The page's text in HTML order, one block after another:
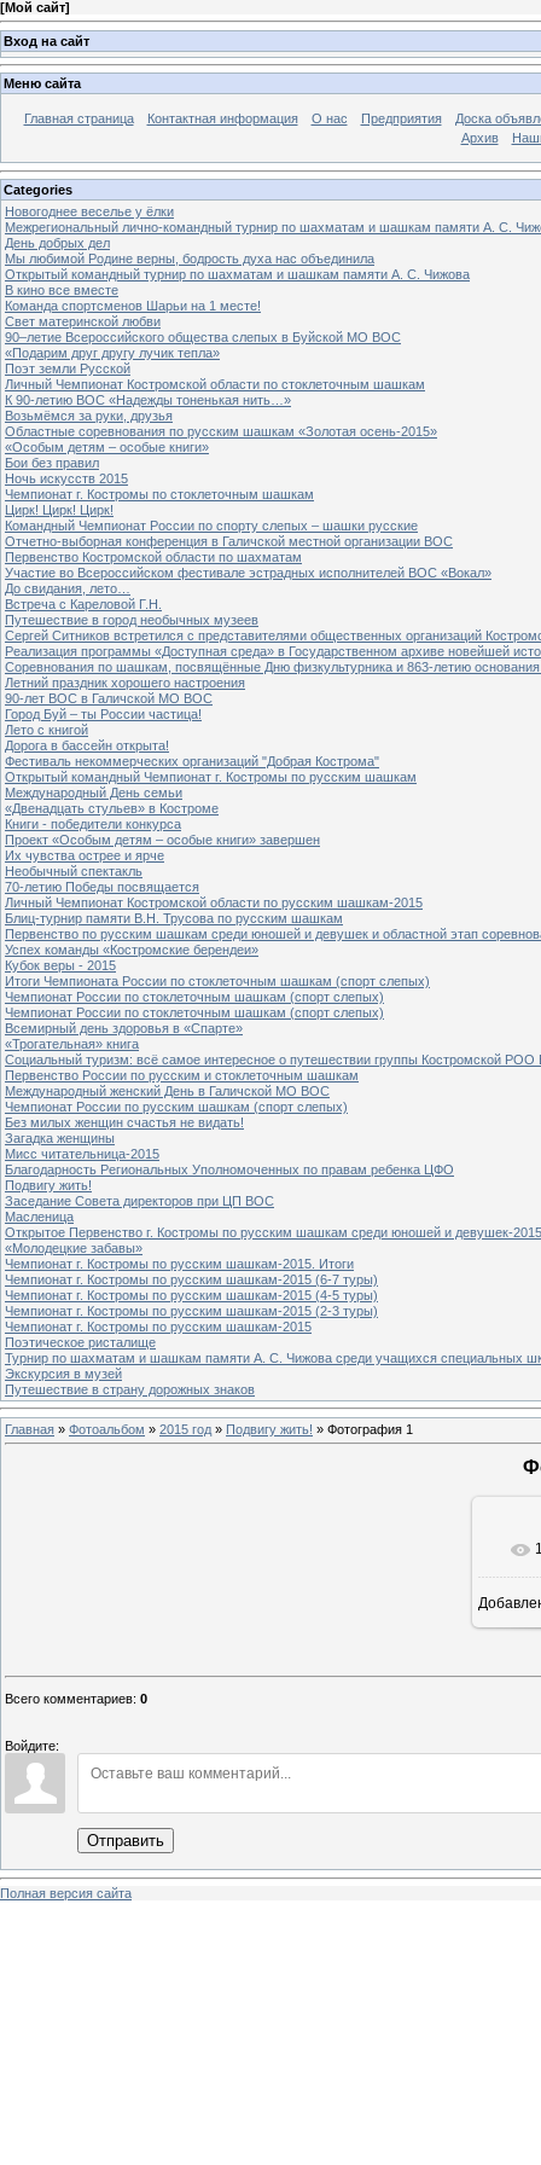
[Мой сайт]
Вход на сайт
Меню сайта
Главная страница Контактная информация О нас Предприятия
Доска
Архив
Categories
Новогоднее веселье у ёлки
Межрегиональный лично-командный турнир по шахматам и шашкам памяти А. С.
День добрых дел
Мы любимой Родине верны, бодрость духа нас объединила
Открытый командный турнир по шахматам и шашкам памяти А. С. Чижова
В кино все вместе
Команда спортсменов Шарьи на 1 месте!
Свет материнской любви
90–летие Всероссийского общества слепых в Буйской МО ВОС
«Подарим друг другу лучик тепла»
Поэт земли Русской
Личный Чемпионат Костромской области по стоклеточным шашкам
К 90-летию ВОС «Надежды тоненькая нить…»
Возьмёмся за руки, друзья
Областные соревнования по русским шашкам «Золотая осень-2015»
«Особым детям – особые книги»
Бои без правил
Ночь искусств 2015
Чемпионат г. Костромы по стоклеточным шашкам
Цирк! Цирк! Цирк!
Командный Чемпионат России по спорту слепых – шашки русские
Отчетно-выборная конференция в Галичской местной организации ВОС
Первенство Костромской области по шахматам
Участие во Всероссийском фестивале эстрадных исполнителей ВОС «Вокал»
До свидания, лето…
Встреча с Кареловой Г.Н.
Путешествие в город необычных музеев
Сергей Ситников встретился с представителями общественных организаций
Реализация программы «Доступная среда» в Государственном архиве новейшей
Соревнования по шашкам, посвящённые Дню физкультурника и 863-летию основания
Летний праздник хорошего настроения
90-лет ВОС в Галичской МО ВОС
Город Буй – ты России частица!
Лето с книгой
Дорога в бассейн открыта!
Фестиваль некоммерческих организаций "Добрая Кострома"
Открытый командный Чемпионат г. Костромы по русским шашкам
Международный День семьи
«Двенадцать стульев» в Костроме
Книги - победители конкурса
Проект «Особым детям – особые книги» завершен
Их чувства острее и ярче
Необычный спектакль
70-летию Победы посвящается
Личный Чемпионат Костромской области по русским шашкам-2015
Блиц-турнир памяти В.Н. Трусова по русским шашкам
Первенство по русским шашкам среди юношей и девушек и областной этап
Успех команды «Костромские берендеи»
Кубок веры - 2015
Итоги Чемпионата России по стоклеточным шашкам (спорт слепых)
Чемпионат России по стоклеточным шашкам (спорт слепых)
Чемпионат России по стоклеточным шашкам (спорт слепых)
Всемирный день здоровья в «Спарте»
«Трогательная» книга
Социальный туризм: всё самое интересное о путешествии группы Костромской
Первенство России по русским и стоклеточным шашкам
Международный женский День в Галичской МО ВОС
Чемпионат России по русским шашкам (спорт слепых)
Без милых женщин счастья не видать!
Загадка женщины
Мисс читательница-2015
Благодарность Региональных Уполномоченных по правам ребенка ЦФО
Подвигу жить!
Заседание Совета директоров при ЦП ВОС
Масленица
Открытое Первенство г. Костромы по русским шашкам среди юношей и девушек-
«Молодецкие забавы»
Чемпионат г. Костромы по русским шашкам-2015. Итоги
Чемпионат г. Костромы по русским шашкам-2015 (6-7 туры)
Чемпионат г. Костромы по русским шашкам-2015 (4-5 туры)
Чемпионат г. Костромы по русским шашкам-2015 (2-3 туры)
Чемпионат г. Костромы по русским шашкам-2015
Поэтическое ристалище
Турнир по шахматам и шашкам памяти А. С. Чижова среди учащихся специальных
Экскурсия в музей
Путешествие в страну дорожных знаков
Главная » Фотоальбом » 2015 год » Подвигу жить! » Фотография 1
Всего комментариев: 0
Войдите:
Отправить
Полная версия сайта